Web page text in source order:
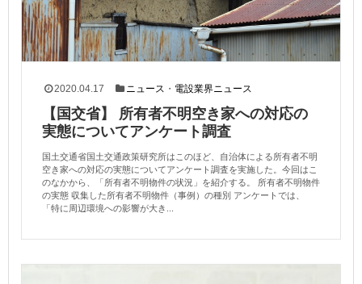
2020.04.17 ニュース ・ 電設業界ニュース
【国交省】 所有者不明空き家への対応の
実態についてアンケート調査
国土交通省国土交通政策研究所はこのほど、自治体による所有者不明
空き家への対応の実態についてアンケート調査を実施した。今回はこ
のなかから、「所有者不明物件の状況」を紹介する。 所有者不明物件
の実態 収集した所有者不明物件（事例）の種別 アンケートでは、
「特に周辺環境への影響が大き...